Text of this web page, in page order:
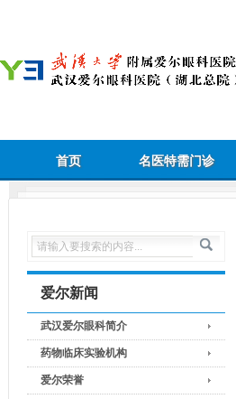
首页 名医特需门诊
爱尔新闻
武汉爱尔眼科简介
药物临床实验机构
爱尔荣誉